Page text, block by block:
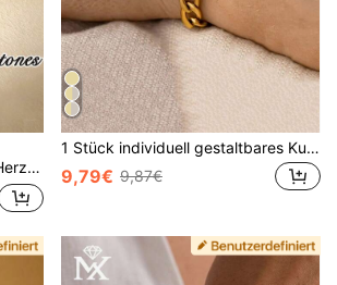
für Mama, Muttertags Geschenk
1 Stück individuell gestaltbares Kubanisches Gliederarmband mit zwei Namen, hochwertige Kubanische Kette, individualisiertes Produkt, Namensanpassung, Schwestern Halskette, Paar Armband, individualisiertes Geschenk, Edelstahl Schmuck, Valentinstag Geschenk für Ihn/Sie, Muttertags Geschenk, Ramadan Geschenk, Vatertags Geschenk, personalisiertes Geschenk für den täglichen Gebrauch und zum Verschenken
9,79€ 9,87€